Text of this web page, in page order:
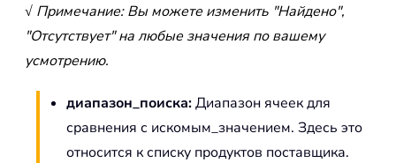
√ Примечание: Вы можете изменить "Найдено",
"Отсутствует" на любые значения по вашему
усмотрению.
диапазон_поиска:Диапазон ячеек для
сравнения с искомым_значением. Здесь это
относится к списку продуктов поставщика.